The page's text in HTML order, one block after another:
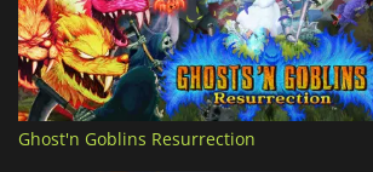
Ghost'n Goblins Resurrection